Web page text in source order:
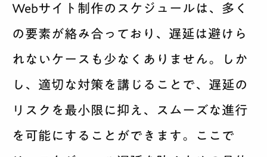
Webサイト制作のスケジュールは、多く
の要素が絡み合っており、遅延は避けら
れないケースも少なくありません。しか
し、適切な対策を講じることで、遅延の
リスクを最小限に抑え、スムーズな進行
を可能にすることができます。ここで